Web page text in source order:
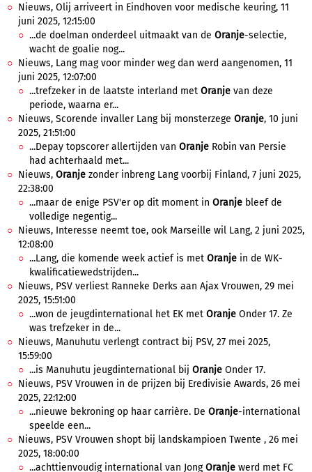
Nieuws, Olij arriveert in Eindhoven voor medische keuring, 11
juni 2025, 12:15:00
...de doelman onderdeel uitmaakt van de Oranje-selectie,
wacht de goalie nog...
Nieuws, Lang mag voor minder weg dan werd aangenomen, 11
juni 2025, 12:07:00
...trefzeker in de laatste interland met Oranje van deze
periode, waarna er...
Nieuws, Scorende invaller Lang bij monsterzege Oranje, 10 juni
2025, 21:51:00
...Depay topscorer allertijden van Oranje Robin van Persie
had achterhaald met...
Nieuws, Oranje zonder inbreng Lang voorbij Finland, 7 juni 2025,
22:38:00
...maar de enige PSV'er op dit moment in Oranje bleef de
volledige negentig...
Nieuws, Interesse neemt toe, ook Marseille wil Lang, 2 juni 2025,
12:08:00
...Lang, die komende week actief is met Oranje in de WK-
kwalificatiewedstrijden...
Nieuws, PSV verliest Ranneke Derks aan Ajax Vrouwen, 29 mei
2025, 15:51:00
...won de jeugdinternational het EK met Oranje Onder 17. Ze
was trefzeker in de...
Nieuws, Manuhutu verlengt contract bij PSV, 27 mei 2025,
15:59:00
...is Manuhutu jeugdinternational bij Oranje Onder 17.
Nieuws, PSV Vrouwen in de prijzen bij Eredivisie Awards, 26 mei
2025, 22:12:00
...nieuwe bekroning op haar carrière. De Oranje-international
speelde een...
Nieuws, PSV Vrouwen shopt bij landskampioen Twente , 26 mei
2025, 18:00:00
...achttienvoudig international van JongOranje werd met FC